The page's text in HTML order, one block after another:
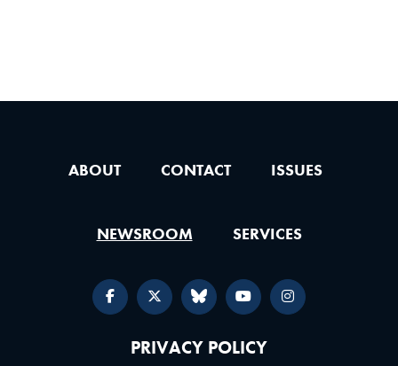
ABOUT CONTACT ISSUES
NEWSROOM SERVICES
PRIVACY POLICY